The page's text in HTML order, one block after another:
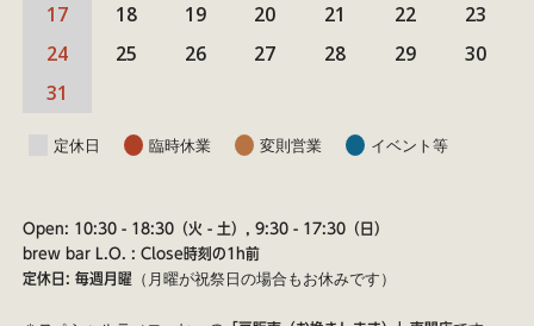
17
18 19 20 21 22
23
24
25 26 27 28 29
30
31
定休日 臨時休業 変則営業 イベント等
Open: 10:30 - 18:30（火 - 土）, 9:30 - 17:30（日）
brew bar L.O. : Close時刻の1h前
定休日: 毎週月曜
（月曜が祝祭日の場合もお休みです）